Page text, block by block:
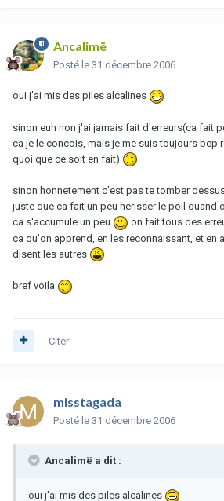
Ancalimë
Posté le 31 décembre 2006
oui j'ai mis des piles alcalines
sinon euh non j'ai jamais fait d'erreurs(ca fait
ca je le concois, mais je me suis toujours bcp
quoi que ce soit en fait)
sinon honnetement c'est pas te tomber
juste que ca fait un peu herisser le poil quand
ca s'accumule un peu
on fait tous des
ca qu'on apprend, en les reconnaissant, et en
disent les autres
bref voila
Citer
misstagada
Posté le 31 décembre 2006
Ancalimë a dit :
oui j'ai mis des piles alcalines